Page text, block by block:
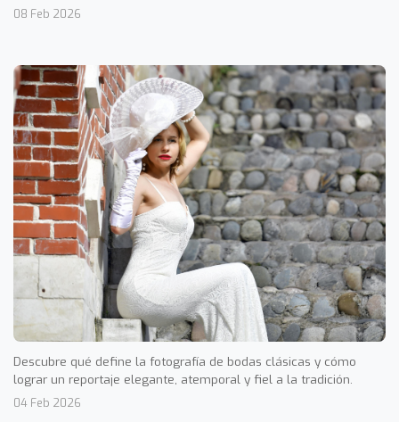
08 Feb 2026
Descubre qué define la fotografía de bodas clásicas y cómo
lograr un reportaje elegante, atemporal y fiel a la tradición.
04 Feb 2026